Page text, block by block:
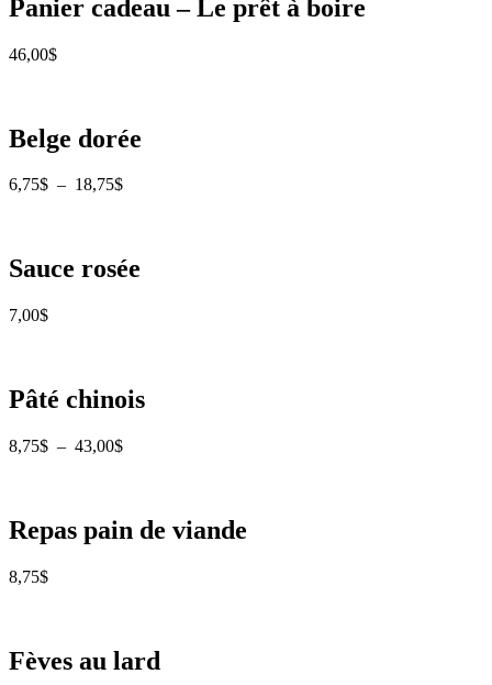
Panier cadeau – Le prêt à boire
46,00$
Belge dorée
6,75$ – 18,75$Plage
à
18,75$
Sauce rosée
7,00$
Pâté chinois
8,75$ – 43,00$Plage
à
43,00$
Repas pain de viande
8,75$
Fèves au lard